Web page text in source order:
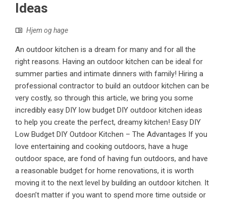
Ideas
Hjem og hage
An outdoor kitchen is a dream for many and for all the
right reasons. Having an outdoor kitchen can be ideal for
summer parties and intimate dinners with family! Hiring a
professional contractor to build an outdoor kitchen can be
very costly, so through this article, we bring you some
incredibly easy DIY low budget DIY outdoor kitchen ideas
to help you create the perfect, dreamy kitchen! Easy DIY
Low Budget DIY Outdoor Kitchen – The Advantages If you
love entertaining and cooking outdoors, have a huge
outdoor space, are fond of having fun outdoors, and have
a reasonable budget for home renovations, it is worth
moving it to the next level by building an outdoor kitchen. It
doesn’t matter if you want to spend more time outside or